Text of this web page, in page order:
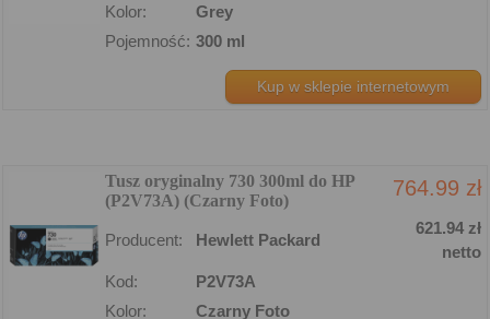
Kolor:
Grey
Pojemność: 300 ml
Kup w sklepie internetowym
Tusz oryginalny 730 300ml do HP
(P2V73A) (Czarny Foto)
764.99 zł
Producent: Hewlett Packard
621.94 zł
netto
Kod:
P2V73A
Kolor:
Czarny Foto